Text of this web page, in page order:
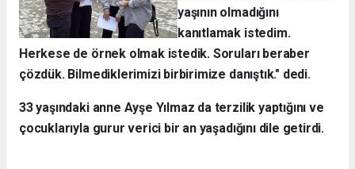
yaşının olmadığını
kanıtlamak istedim.
Herkese de örnek olmak istedik. Soruları beraber
çözdük. Bilmediklerimizi birbirimize danıştık." dedi.
33 yaşındaki anne Ayşe Yılmaz da terzilik yaptığını ve
çocuklarıyla gurur verici bir an yaşadığını dile getirdi.